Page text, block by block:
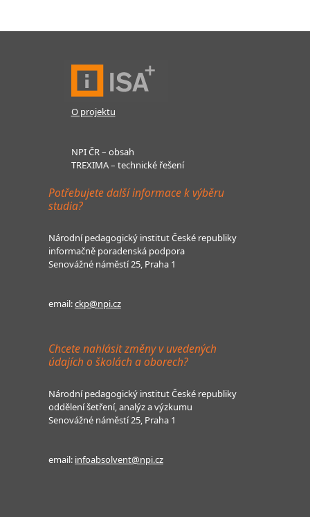
O projektu
NPI ČR – obsah
TREXIMA – technické řešení
Potřebujete další informace k výběru
studia?
Národní pedagogický institut České republiky
informačně poradenská podpora
Senovážné náměstí 25, Praha 1
email:ckp@npi.cz
Chcete nahlásit změny v uvedených
údajích o školách a oborech?
Národní pedagogický institut České republiky
oddělení šetření, analýz a výzkumu
Senovážné náměstí 25, Praha 1
email: infoabsolvent@npi.cz